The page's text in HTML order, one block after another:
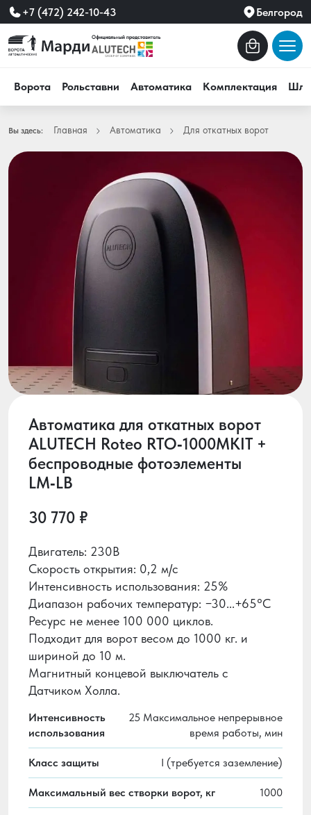
+7 (472) 242-10-43 Белгород
Ворота Рольставни Автоматика Комплектация
Вы здесь: Главная Автоматика Для откатных ворот
Автоматика для откатных ворот
ALUTECH Roteo RTO‑1000MKIT +
беспроводные фотоэлементы
LM‑LB
30 770 ₽
Двигатель: 230В
Скорость открытия: 0,2 м/с
Интенсивность использования: 25%
Диапазон рабочих температур: −30...+65°С
Ресурс не менее 100 000 циклов.
Подходит для ворот весом до 1000 кг. и
шириной до 10 м.
Магнитный концевой выключатель с
Датчиком Холла.
Интенсивность
использования
25 Максимальное непрерывное
время работы, мин
Класс защиты I (требуется заземление)
Максимальный вес створки ворот, кг 1000